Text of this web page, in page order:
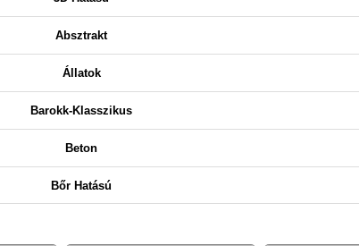
Absztrakt
Állatok
Barokk-Klasszikus
Beton
Bőr Hatású